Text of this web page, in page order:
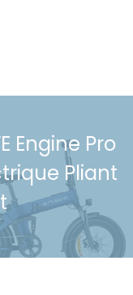
Engine Pro
Pliant